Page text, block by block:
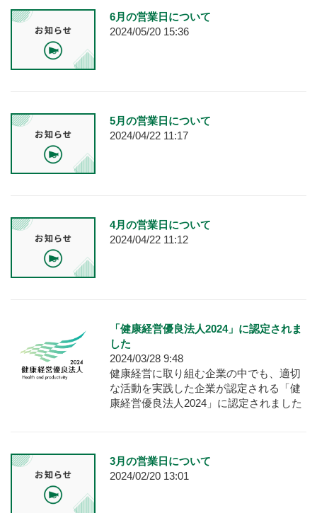
6月の営業日について
2024/05/20 15:36
5月の営業日について
2024/04/22 11:17
4月の営業日について
2024/04/22 11:12
「健康経営優良法人2024」に認定されま
した
2024/03/28 9:48
健康経営に取り組む企業の中でも、適切
な活動を実践した企業が認定される「健
康経営優良法人2024」に認定されました
3月の営業日について
2024/02/20 13:01